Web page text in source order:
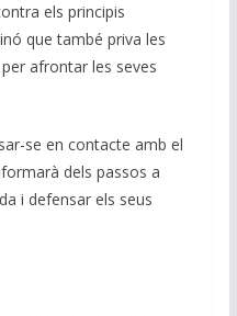
els principis
que també priva les
afrontar les seves
se en contacte amb el
dels passos a
i defensar els seus